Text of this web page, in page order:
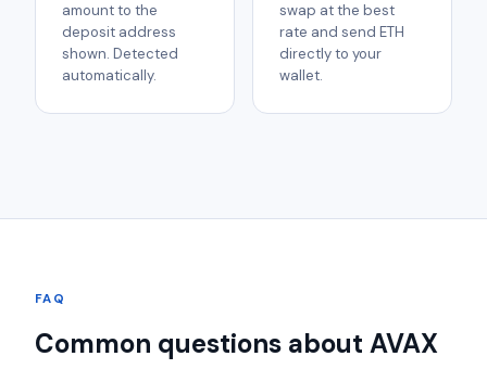
amount to the
deposit address
shown. Detected
automatically.
swap at the best
rate and send ETH
directly to your
wallet.
FAQ
Common questions about AVAX